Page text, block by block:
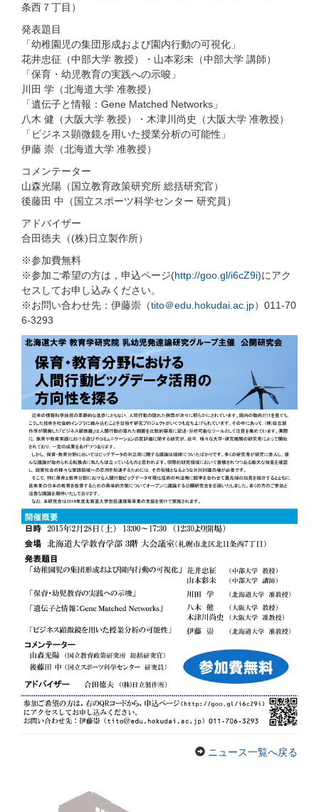
条西７丁目）
発表題目
「幼稚園児の集団形成および園内行動の可視化」
花井忠征（中部大学 教授）・山本彩未（中部大学 講師）
「保育・幼児教育の実践への示唆」
川田 学（北海道大学 准教授）
「遺伝子と情報：Gene Matched Networks」
八木 健（大阪大学 教授）・木津川尚史（大阪大学 准教授）
「ビジネス顕微鏡を用いた授業分析の可能性」
伊藤 崇（北海道大学 准教授）
コメンテーター
山森光陽（国立教育政策研究所 総括研究官）
後藤田 中（国立スポーツ科学センター 研究員）
アドバイザー
合田徳夫（(株)日立製作所）
※参加費無料
※参加ご希望の方は，申込ページ(http://goo.gl/i6cZ9i)にアク
セスしてお申し込みください。
※お問い合わせ先：伊藤崇（tito＠edu.hokudai.ac.jp）011-70
6-3293
ニュース一覧へ戻る